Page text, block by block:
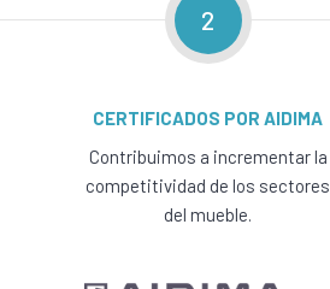
2
CERTIFICADOS POR AIDIMA
Contribuimos a incrementar la
competitividad de los sectores
del mueble.